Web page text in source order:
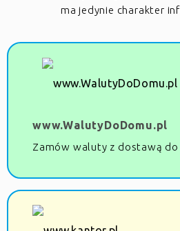
ma jedynie charakter
www.WalutyDoDomu.pl
Zamów waluty z dostawą do